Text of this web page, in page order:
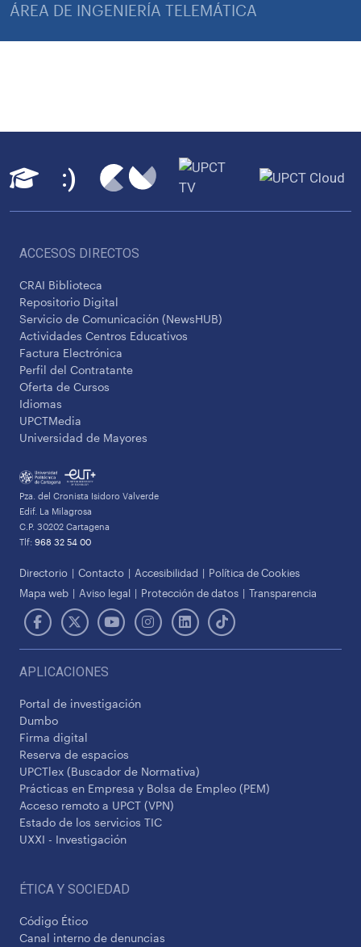
ÁREA DE INGENIERÍA TELEMÁTICA
ACCESOS DIRECTOS
CRAI Biblioteca
Repositorio Digital
Servicio de Comunicación (NewsHUB)
Actividades Centros Educativos
Factura Electrónica
Perfil del Contratante
Oferta de Cursos
Idiomas
UPCTMedia
Universidad de Mayores
Pza. del Cronista Isidoro Valverde
Edif. La Milagrosa
C.P. 30202 Cartagena
Tlf: 968 32 54 00
Directorio Contacto Accesibilidad
Política de Cookies
Mapa web
Aviso legal Protección de datos Transparencia
APLICACIONES
Portal de investigación
Dumbo
Firma digital
Reserva de espacios
UPCTlex (Buscador de Normativa)
Prácticas en Empresa y Bolsa de Empleo (PEM)
Acceso remoto a UPCT (VPN)
Estado de los servicios TIC
UXXI - Investigación
ÉTICA Y SOCIEDAD
Código Ético
Canal interno de denuncias